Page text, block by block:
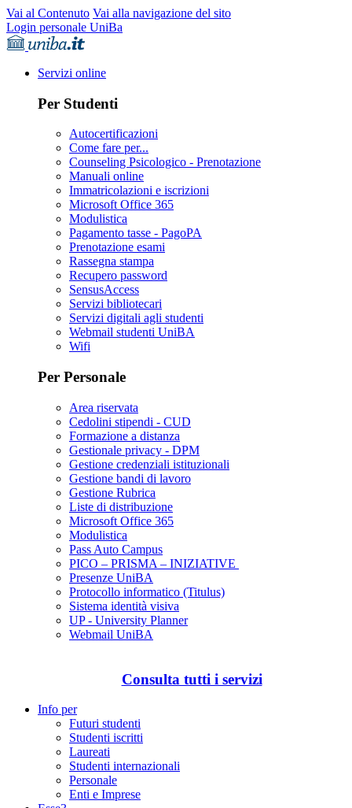
Vai al Contenuto Vai alla navigazione del sito
Login personale UniBa
Servizi online
Per Studenti
Autocertificazioni
Come fare per...
Counseling Psicologico - Prenotazione
Manuali online
Immatricolazioni e iscrizioni
Microsoft Office 365
Modulistica
Pagamento tasse - PagoPA
Prenotazione esami
Rassegna stampa
Recupero password
SensusAccess
Servizi bibliotecari
Servizi digitali agli studenti
Webmail studenti UniBA
Wifi
Per Personale
Area riservata
Cedolini stipendi - CUD
Formazione a distanza
Gestionale privacy - DPM
Gestione credenziali istituzionali
Gestione bandi di lavoro
Gestione Rubrica
Liste di distribuzione
Microsoft Office 365
Modulistica
Pass Auto Campus
PICO – PRISMA – INIZIATIVE
Presenze UniBA
Protocollo informatico (Titulus)
Sistema identità visiva
UP - University Planner
Webmail UniBA
Consulta tutti i servizi
Info per
Futuri studenti
Studenti iscritti
Laureati
Studenti internazionali
Personale
Enti e Imprese